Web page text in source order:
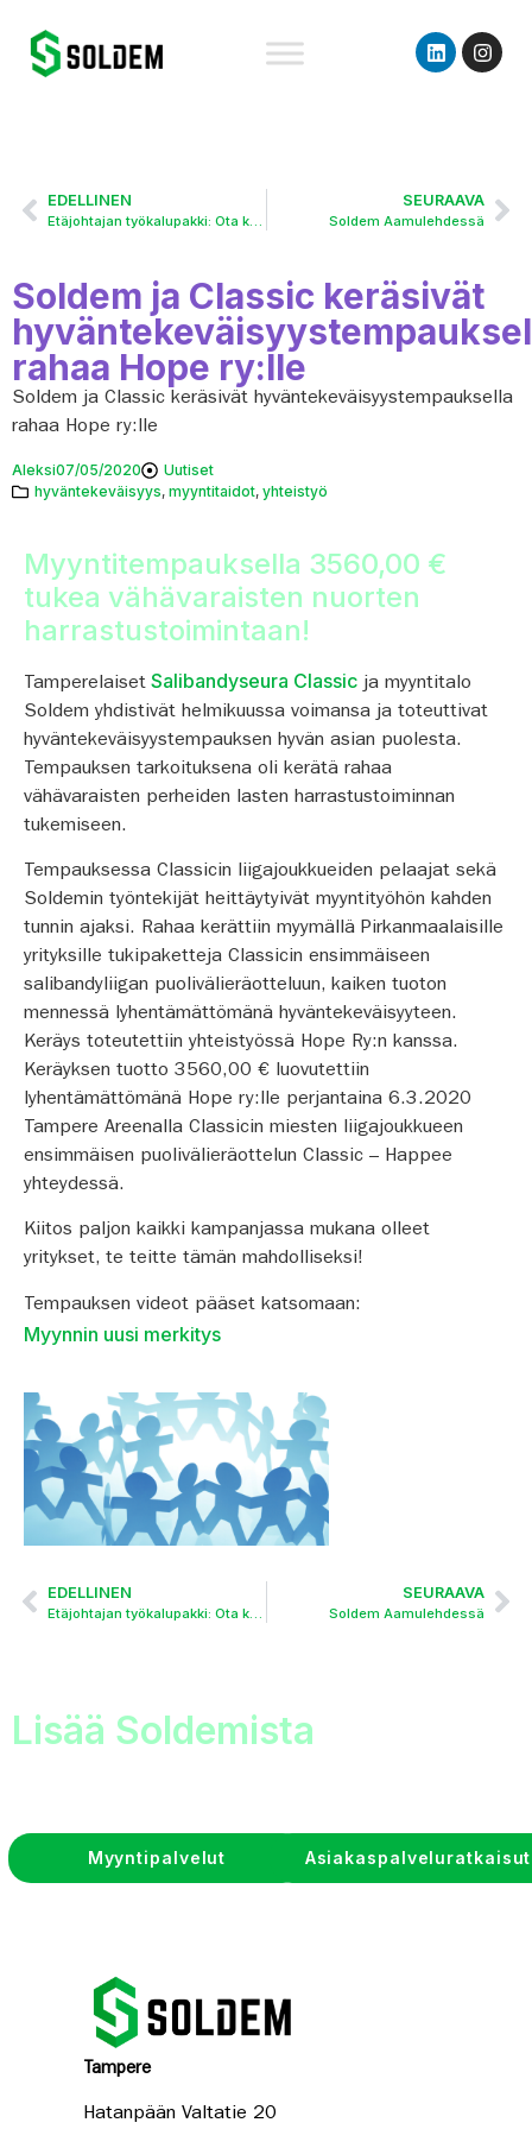
EDELLINEN
Etäjohtajan työkalupakki: Ota käyttöön 10 Soldemilla hyväksi todettua keinoa
SEURAAVA
Soldem Aamulehdessä
Soldem ja Classic keräsivät
rahaa Hope ry:lle
Soldem ja Classic keräsivät hyväntekeväisyystempauksella
rahaa Hope ry:lle
Aleksi07/05/2020
Uutiset
hyväntekeväisyys, myyntitaidot, yhteistyö
Myyntitempauksella 3560,00 €
tukea vähävaraisten nuorten
harrastustoimintaan!
Tamperelaiset Salibandyseura Classic ja myyntitalo
Soldem yhdistivät helmikuussa voimansa ja toteuttivat
hyväntekeväisyystempauksen hyvän asian puolesta.
Tempauksen tarkoituksena oli kerätä rahaa
vähävaraisten perheiden lasten harrastustoiminnan
tukemiseen.
Tempauksessa Classicin liigajoukkueiden pelaajat sekä
Soldemin työntekijät heittäytyivät myyntityöhön kahden
tunnin ajaksi. Rahaa kerättiin myymällä Pirkanmaalaisille
yrityksille tukipaketteja Classicin ensimmäiseen
salibandyliigan puolivälieräotteluun, kaiken tuoton
mennessä lyhentämättömänä hyväntekeväisyyteen.
Keräys toteutettiin yhteistyössä Hope Ry:n kanssa.
Keräyksen tuotto 3560,00 € luovutettiin
lyhentämättömänä Hope ry:lle perjantaina 6.3.2020
Tampere Areenalla Classicin miesten liigajoukkueen
ensimmäisen puolivälieräottelun Classic – Happee
yhteydessä.
Kiitos paljon kaikki kampanjassa mukana olleet
yritykset, te teitte tämän mahdolliseksi!
Tempauksen videot pääset katsomaan:
Myynnin uusi merkitys
EDELLINEN SEURAAVA
Soldem Aamulehdessä
Lisää Soldemista
Myyntipalvelut Asiakaspalveluratkaisut
Tampere
Hatanpään Valtatie 20